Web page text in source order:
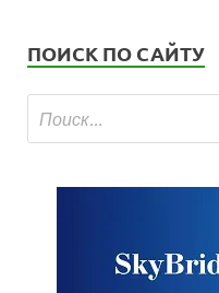
ПОИСК ПО САЙТУ